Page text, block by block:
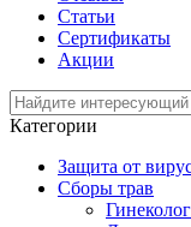
Статьи
Сертификаты
Акции
Категории
Защита от
Сборы трав